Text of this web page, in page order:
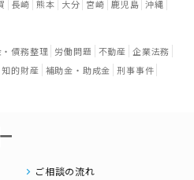
長崎 熊本 大分 宮崎 鹿児島 沖縄
債務整理 労働問題 不動産 企業法務
知的財産 補助金・助成金 刑事事件
ご相談の流れ